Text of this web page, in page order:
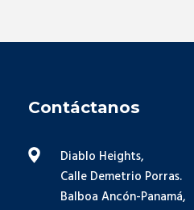
Contáctanos
Diablo Heights,
Calle Demetrio Porras.
Balboa Ancón-Panamá,